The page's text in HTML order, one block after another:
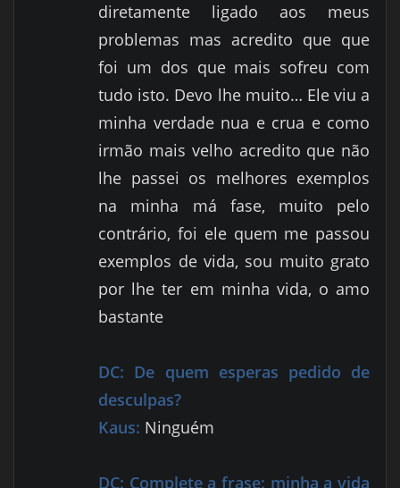
diretamente ligado aos meus
problemas mas acredito que que
foi um dos que mais sofreu com
tudo isto. Devo lhe muito… Ele viu a
minha verdade nua e crua e como
irmão mais velho acredito que não
lhe passei os melhores exemplos
na minha má fase, muito pelo
contrário, foi ele quem me passou
exemplos de vida, sou muito grato
por lhe ter em minha vida, o amo
bastante
DC: De quem esperas pedido de
desculpas?
Kaus: Ninguém
DC: Complete a frase: minha a vida